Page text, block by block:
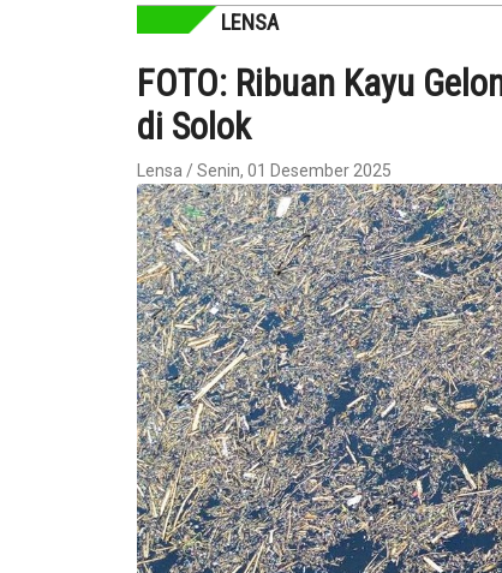
LENSA
FOTO: Ribuan Kayu
di Solok
Lensa / Senin, 01 Desember 2025